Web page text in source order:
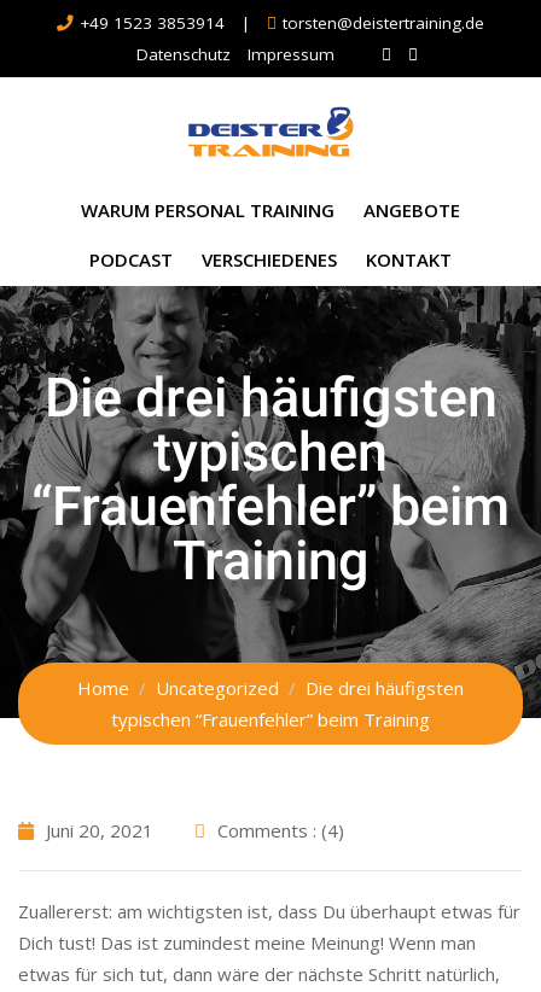
+49 1523 3853914 |
torsten@deistertraining.de
Datenschutz
Impressum
WARUM PERSONAL TRAINING ANGEBOTE
PODCAST VERSCHIEDENES KONTAKT
Die drei häufigsten
typischen
“Frauenfehler” beim
Training
Home Uncategorized
Die drei häufigsten
typischen “Frauenfehler” beim Training
Juni 20, 2021 Comments : (4)
Zuallererst: am wichtigsten ist, dass Du überhaupt etwas für
Dich tust! Das ist zumindest meine Meinung! Wenn man
etwas für sich tut, dann wäre der nächste Schritt natürlich,